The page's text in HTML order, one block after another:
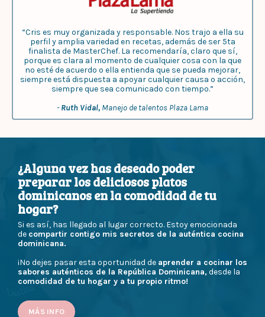
“Cris es muy organizada y responsable. Nos trajo a ella su
perfil y amplia variedad en recetas, además de ser 5ta
finalista de MasterChef. La recomendaría, claro que sí,
porque es clara al momento de cualquier cosa con la que
no esté de acuerdo o ella entienda que se pueda mejorar,
siempre está dispuesta a apoyar cualquier causa o acción,
siempre que sea comunicado con tiempo.”
-Ruth Vidal, Manejo de talentos Plaza Lama
¿Alguna vez has deseado poder
preparar los deliciosos platos
dominicanos en la comodidad de tu
hogar?
Si es así, has llegado al lugar correcto. Estoy emocionada
de compartir contigo mis secretos de la auténtica cocina
dominicana.
¡No dejes pasar esta oportunidad de aprender a cocinar los
sabores auténticos de la República Dominicana,desde la
comodidad de tu hogar y a tu propio ritmo!
MÁS INFO